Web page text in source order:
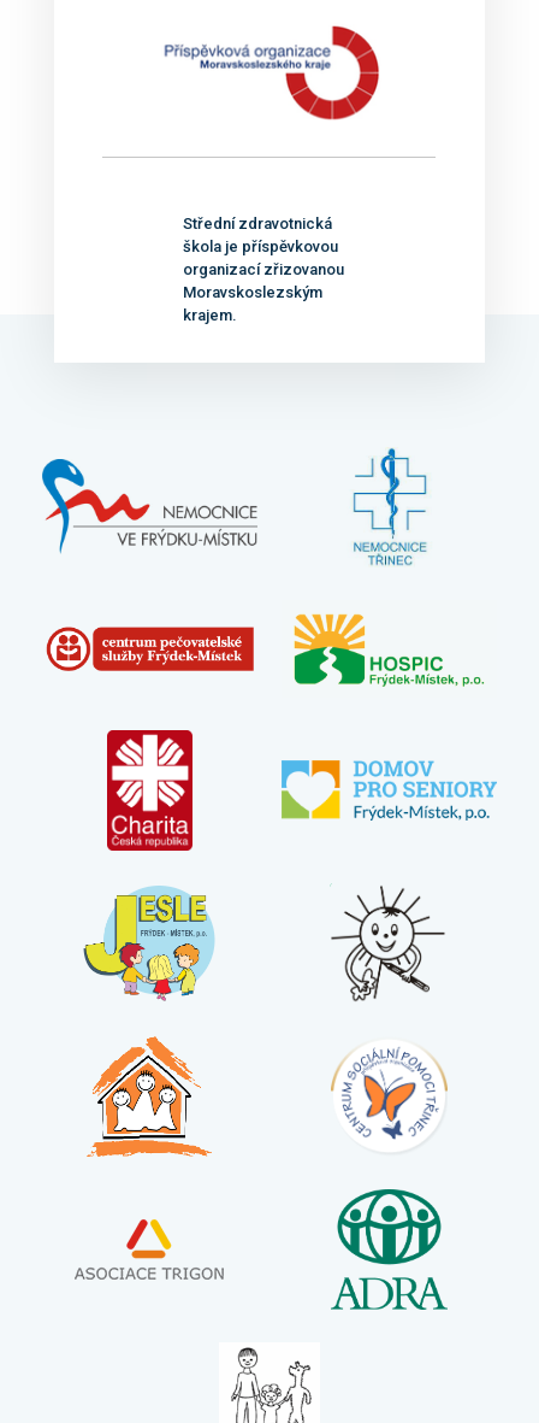
Střední zdravotnická
škola je příspěvkovou
organizací zřizovanou
Moravskoslezským
krajem.